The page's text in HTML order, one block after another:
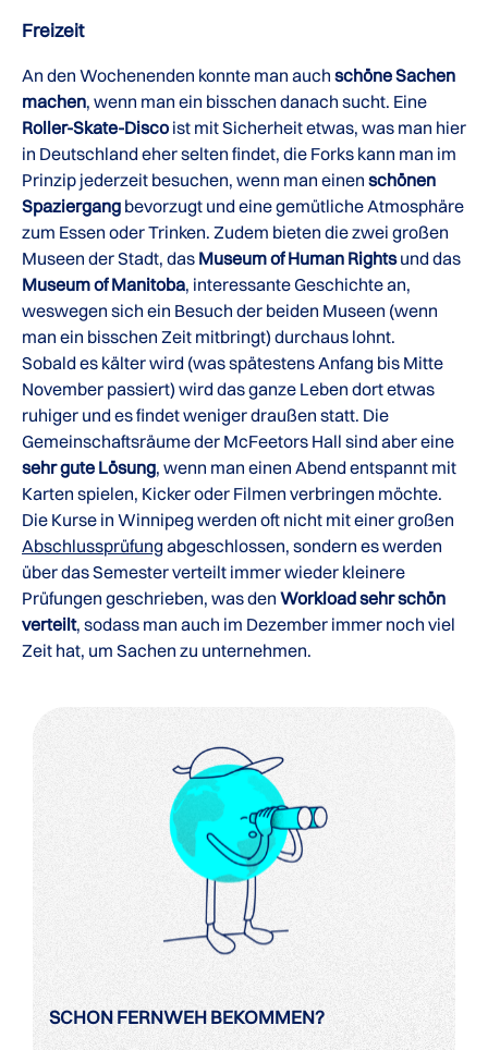
Freizeit
An den Wochenenden konnte man auch schöne Sachen
machen, wenn man ein bisschen danach sucht. Eine
Roller-Skate-Disco ist mit Sicherheit etwas, was man hier
in Deutschland eher selten findet, die Forks kann man im
Prinzip jederzeit besuchen, wenn man einen schönen
Spaziergang bevorzugt und eine gemütliche Atmosphäre
zum Essen oder Trinken. Zudem bieten die zwei großen
Museen der Stadt, das Museum of Human Rightsund das
Museum of Manitoba, interessante Geschichte an,
weswegen sich ein Besuch der beiden Museen (wenn
man ein bisschen Zeit mitbringt) durchaus lohnt.
Sobald es kälter wird (was spätestens Anfang bis Mitte
November passiert) wird das ganze Leben dort etwas
ruhiger und es findet weniger draußen statt. Die
Gemeinschaftsräume der McFeetors Hall sind aber eine
sehr gute Lösung, wenn man einen Abend entspannt mit
Karten spielen, Kicker oder Filmen verbringen möchte.
Die Kurse in Winnipeg werden oft nicht mit einer großen
Abschlussprüfung abgeschlossen, sondern es werden
über das Semester verteilt immer wieder kleinere
Prüfungen geschrieben, was den Workload sehr schön
verteilt, sodass man auch im Dezember immer noch viel
Zeit hat, um Sachen zu unternehmen.
SCHON FERNWEH BEKOMMEN?